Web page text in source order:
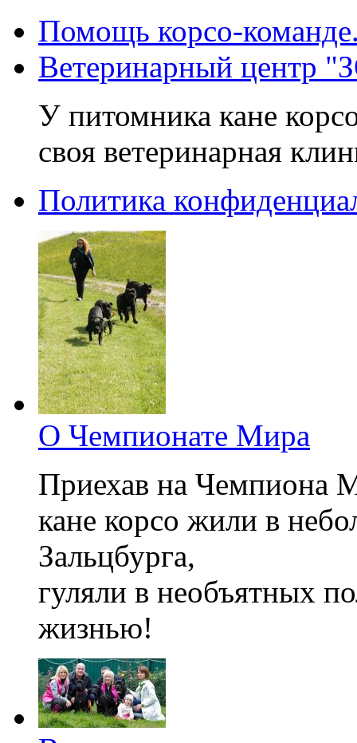
Помощь корсо-
Ветеринарный
У питомника кане
своя ветеринарная
Политика
О Чемпионате Мира
Приехав на Чемпиона
кане корсо жили в
Зальцбурга,
гуляли в необъятных
жизнью!